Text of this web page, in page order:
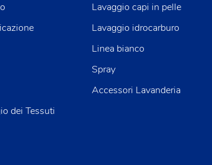
dei Tessuti
Lavaggio capi in pelle
Lavaggio idrocarburo
Linea bianco
Spray
Accessori Lavanderia